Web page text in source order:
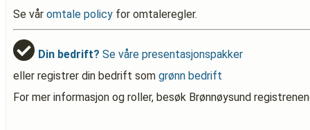
Se vår omtale policy for omtaleregler.
Din bedrift? Se våre presentasjonspakker
eller registrer din bedrift som grønn bedrift
For mer informasjon og roller, besøk Brønnøysund